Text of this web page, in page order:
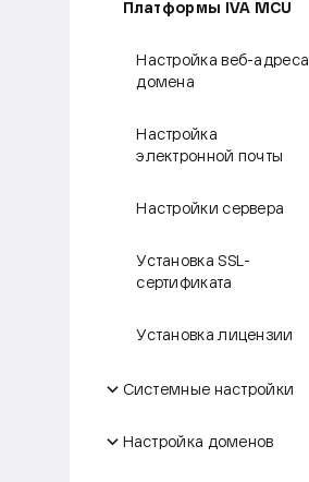
Платформы IVA MCU
Настройка веб-адреса
домена
Настройка
электронной почты
Настройки сервера
Установка SSL-
сертификата
Установка лицензии
Системные настройки
Настройка доменов